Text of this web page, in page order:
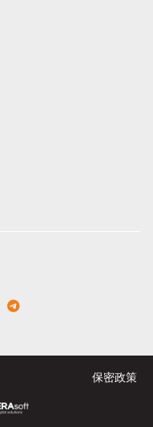
保密政策